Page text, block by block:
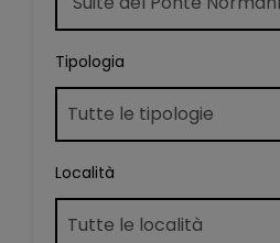
Tipologia
Località